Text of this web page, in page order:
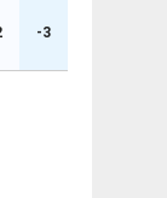
-3